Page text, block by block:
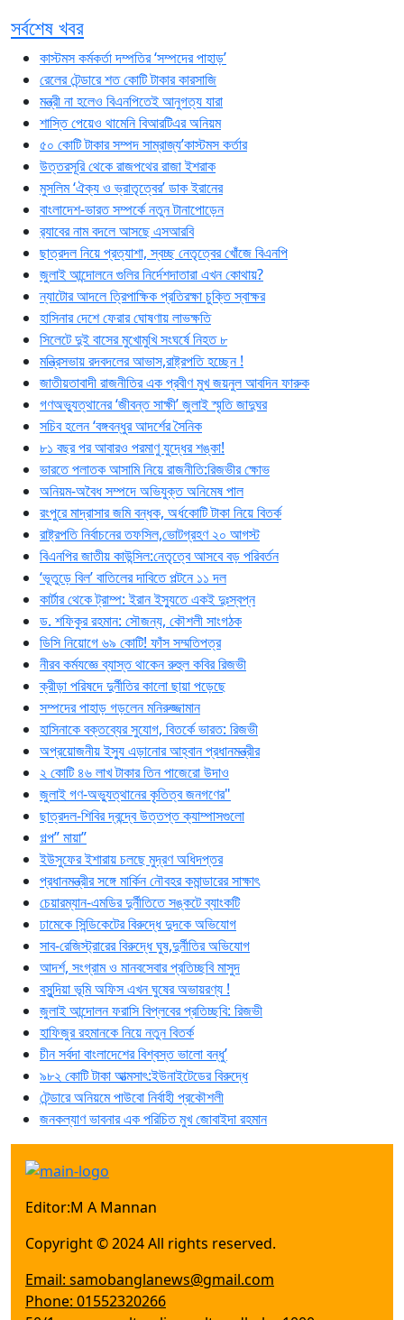
সর্বশেষ খবর
কাস্টমস কর্মকর্তা দম্পতির ‘সম্পদের পাহাড়’
রেলের টেন্ডারে শত কোটি টাকার কারসাজি
মন্ত্রী না হলেও বিএনপিতেই আনুগত্য যারা
শাস্তি পেয়েও থামেনি বিআরটিএর অনিয়ম
৫০ কোটি টাকার সম্পদ সাম্রাজ্য’কাস্টমস কর্তার
উত্তরসূরি থেকে রাজপথের রাজা ইশরাক
মুসলিম ‘ঐক্য ও ভ্রাতৃত্বের’ ডাক ইরানের
বাংলাদেশ-ভারত সম্পর্কে নতুন টানাপোড়েন
র‍্যাবের নাম বদলে আসছে এসআরবি
ছাত্রদল নিয়ে প্রত্যাশা, স্বচ্ছ নেতৃত্বের খোঁজে বিএনপি
জুলাই আন্দোলনে গুলির নির্দেশদাতারা এখন কোথায়?
ন্যাটোর আদলে ত্রিপাক্ষিক প্রতিরক্ষা চুক্তি স্বাক্ষর
হাসিনার দেশে ফেরার ঘোষণায় লাভক্ষতি
সিলেটে দুই বাসের মুখোমুখি সংঘর্ষে নিহত ৮
মন্ত্রিসভায় রদবদলের আভাস,রাষ্ট্রপতি হচ্ছেন !
জাতীয়তাবাদী রাজনীতির এক প্রবীণ মুখ জয়নুল আবদিন ফারুক
গণঅভ্যুত্থানের ‘জীবন্ত সাক্ষী’ জুলাই স্মৃতি জাদুঘর
সচিব হলেন ‘বঙ্গবন্ধুর আদর্শের সৈনিক
৮১ বছর পর আবারও পরমাণু যুদ্ধের শঙ্কা!
ভারতে পলাতক আসামি নিয়ে রাজনীতি:রিজভীর ক্ষোভ
অনিয়ম-অবৈধ সম্পদে অভিযুক্ত অনিমেষ পাল
রংপুরে মাদ্রাসার জমি বন্ধক, অর্ধকোটি টাকা নিয়ে বিতর্ক
রাষ্ট্রপতি নির্বাচনের তফসিল,ভোটগ্রহণ ২০ আগস্ট
বিএনপির জাতীয় কাউন্সিল:নেতৃত্বে আসবে বড় পরিবর্তন
‘ভূতুড়ে বিল’ বাতিলের দাবিতে পল্টনে ১১ দল
কার্টার থেকে ট্রাম্প: ইরান ইস্যুতে একই দুঃস্বপ্ন
ড. শফিকুর রহমান: সৌজন্য, কৌশলী সাংগঠক
ডিসি নিয়োগে ৬৯ কোটি! ফাঁস সম্মতিপত্র
নীরব কর্মযজ্ঞে ব্যাস্ত থাকেন রুহুল কবির রিজভী
ক্রীড়া পরিষদে দুর্নীতির কালো ছায়া পড়েছে
সম্পদের পাহাড় গড়লেন মনিরুজ্জামান
হাসিনাকে বক্তব্যের সুযোগ, বিতর্কে ভারত: রিজভী
অপ্রয়োজনীয় ইস্যু এড়ানোর আহ্বান প্রধানমন্ত্রীর
২ কোটি ৪৬ লাখ টাকার তিন পাজেরো উদাও
জুলাই গণ-অভ্যুত্থানের কৃতিত্ব জনগণের"
ছাত্রদল-শিবির দ্বন্দ্বে উত্তপ্ত ক্যাম্পাসগুলো
গল্প” মায়া”
ইউসুফের ইশারায় চলছে মুদ্রণ অধিদপ্তর
প্রধানমন্ত্রীর সঙ্গে মার্কিন নৌবহর কমান্ডারের সাক্ষাৎ
চেয়ারম্যান-এমডির দুর্নীতিতে সঙ্কটে ব্যাংকটি
ঢামেকে সিন্ডিকেটের বিরুদ্ধে দুদকে অভিযোগ
সাব-রেজিস্ট্রারের বিরুদ্ধে ঘুষ,দুর্নীতির অভিযোগ
আদর্শ, সংগ্রাম ও মানবসেবার প্রতিচ্ছবি মাসুদ
বসুন্দিয়া ভূমি অফিস এখন ঘুষের অভায়রণ্য !
জুলাই আন্দোলন ফরাসি বিপ্লবের প্রতিচ্ছবি: রিজভী
হাফিজুর রহমানকে নিয়ে নতুন বিতর্ক
চীন সর্বদা বাংলাদেশের বিশ্বস্ত ভালো বন্ধু’
৯৮২ কোটি টাকা আত্মসাৎ:ইউনাইটেডের বিরুদ্ধে
টেন্ডারে অনিয়মে পাউবো নির্বাহী প্রকৌশলী
জনকল্যাণ ভাবনার এক পরিচিত মুখ জোবাইদা রহমান
Editor:M A Mannan
Copyright © 2024 All rights reserved.
Email: samobanglanews@gmail.com
Phone: 01552320266